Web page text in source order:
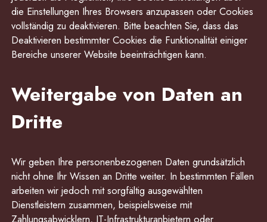
die Einstellungen Ihres Browsers anzupassen oder Cookies
vollständig zu deaktivieren. Bitte beachten Sie, dass das
Deaktivieren bestimmter Cookies die Funktionalität einiger
Bereiche unserer Website beeinträchtigen kann.
Weitergabe von Daten an
Dritte
Wir geben Ihre personenbezogenen Daten grundsätzlich
nicht ohne Ihr Wissen an Dritte weiter. In bestimmten Fällen
arbeiten wir jedoch mit sorgfältig ausgewählten
Dienstleistern zusammen, beispielsweise mit
Zahlungsabwicklern, IT-Infrastrukturanbietern oder